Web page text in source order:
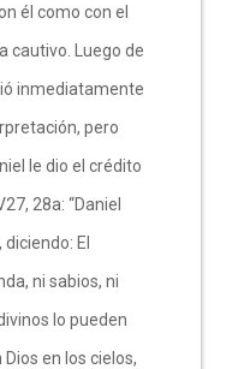
él como con el
cautivo. Luego de
inmediatamente
pero
le dio el crédito
28a: “Daniel
El
ni sabios, ni
lo pueden
en los cielos,